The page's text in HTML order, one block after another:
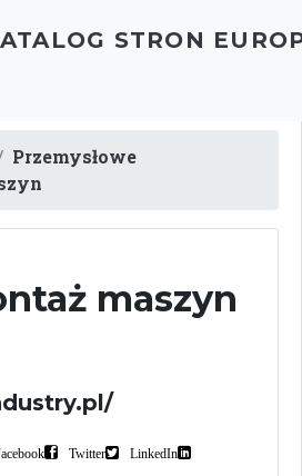
STRON
Przemysłowe
maszyn
Twitter LinkedIn